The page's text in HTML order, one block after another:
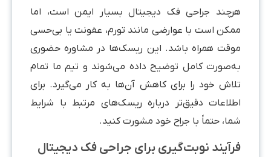
جراحی فک دیجیتال بسیار ایمن است، اما
است با عوارضی مانند تورم، عفونت یا بی‌حسی
همراه باشد. این ریسک‌ها در مشاوره حضوری
کامل توضیح داده می‌شوند و تیم ما تمام
خود را برای کاهش آن‌ها به کار می‌گیرد. برای
دقیق‌تر درباره ریسک‌های مرتبط با شرایط
حتماً با جراح خود مشورت کنید.
نوبت‌گیری برای جراحی فک دیجیتال